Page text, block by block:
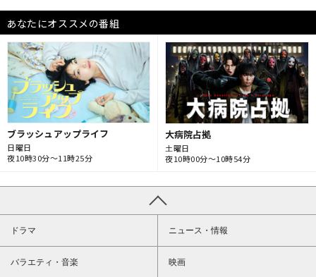
あなたにオススメの番組
ブラッシュアップライフ
日曜日
夜10時30分～11時25分
大病院占拠
土曜日
夜10時00分～10時54分
ドラマ ニュース・情報
バラエティ・音楽 映画